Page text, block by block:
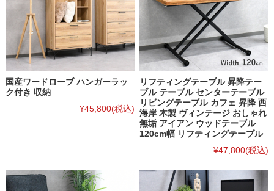
国産ワードローブ ハンガーラッ
ク付き 収納
¥45,800(税込)
リフティングテーブル 昇降テー
ブル テーブル センターテーブル
リビングテーブル カフェ 昇降 西
海岸 木製 ヴィンテージ おしゃれ
無垢 アイアン ウッドテーブル
120cm幅 リフティングテーブル
¥47,800(税込)